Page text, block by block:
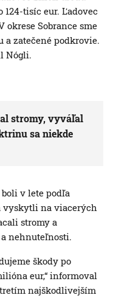
124-tisíc eur. Ľadovec
Sobrance sme
zatečené podkrovie.
Nógli.
stromy, vyváľal
sa niekde
v lete podľa
vyskytli na viacerých
stromy a
nehnuteľnosti.
škody po
eur,“ informoval
najškodlivejším